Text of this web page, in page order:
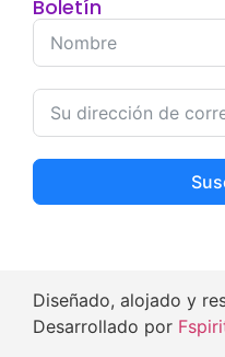
Boletín
Diseñado, alojado y
Desarrollado por